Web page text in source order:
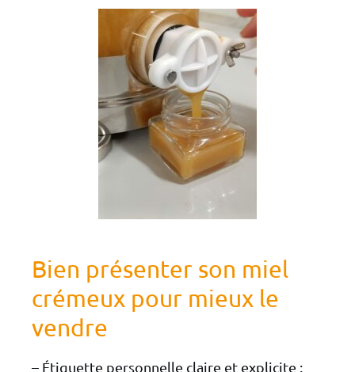
Bien présenter son miel
crémeux pour mieux le
vendre
– Étiquette personnelle claire et explicite :